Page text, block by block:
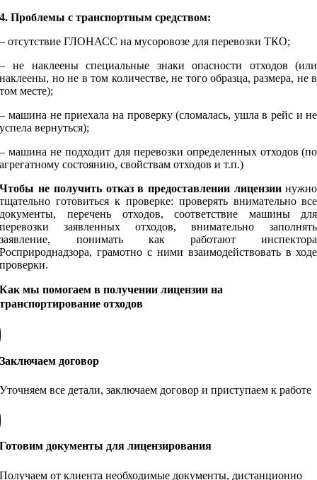
4. Проблемы с транспортным средством:
– отсутствие ГЛОНАСС на мусоровозе для перевозки ТКО;
– не наклеены специальные знаки опасности отходов (или
наклеены, но не в том количестве, не того образца, размера, не в
том месте);
– машина не приехала на проверку (сломалась, ушла в рейс и не
успела вернуться);
– машина не подходит для перевозки определенных отходов (по
агрегатному состоянию, свойствам отходов и т.п.)
Чтобы не получить отказ в предоставлении лицензиинужно
тщательно готовиться к проверке: проверять внимательно все
документы, перечень отходов, соответствие машины для
перевозки заявленных отходов, внимательно заполнять
заявление, понимать как работают инспектора
Росприроднадзора, грамотно с ними взаимодействовать в ходе
проверки.
Как мы помогаем в получении лицензии на
транспортирование отходов
Заключаем договор
Уточняем все детали, заключаем договор и приступаем к работе
Готовим документы для лицензирования
Получаем от клиента необходимые документы, дистанционно